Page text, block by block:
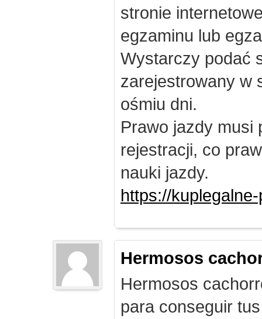
stronie
egzaminu lub
Wystarczy podać
zarejestrowany w
ośmiu dni.
Prawo jazdy musi
rejestracji, co
nauki jazdy.
https://
Hermosos
Hermosos
para conseguir